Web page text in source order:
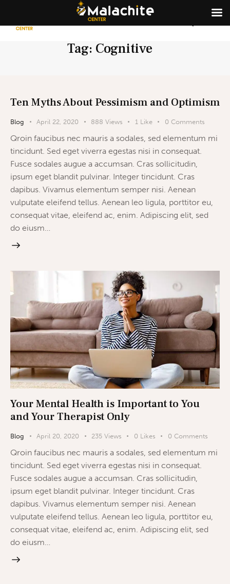
Tag: Cognitive
Ten Myths About Pessimism and Optimism
Blog April 22, 2020 888 Views 1 Like 0 Comments
Qroin faucibus nec mauris a sodales, sed elementum mi
tincidunt. Sed eget viverra egestas nisi in consequat.
Fusce sodales augue a accumsan. Cras sollicitudin,
ipsum eget blandit pulvinar. Integer tincidunt. Cras
dapibus. Vivamus elementum semper nisi. Aenean
vulputate eleifend tellus. Aenean leo ligula, porttitor eu,
consequat vitae, eleifend ac, enim. Adipiscing elit, sed
do eiusm…
Your Mental Health is Important to You
and Your Therapist Only
Blog April 20, 2020 235 Views 0 Likes 0 Comments
Qroin faucibus nec mauris a sodales, sed elementum mi
tincidunt. Sed eget viverra egestas nisi in consequat.
Fusce sodales augue a accumsan. Cras sollicitudin,
ipsum eget blandit pulvinar. Integer tincidunt. Cras
dapibus. Vivamus elementum semper nisi. Aenean
vulputate eleifend tellus. Aenean leo ligula, porttitor eu,
consequat vitae, eleifend ac, enim. Adipiscing elit, sed
do eiusm…